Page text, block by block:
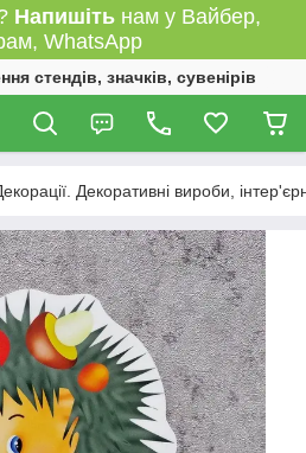
Напишітьнам у Вайбер,
WhatsApp
стендів, значків, сувенірів
Декоративні вироби,